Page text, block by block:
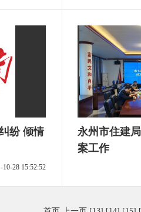
纷 倾情
10-28 15:52:52
永州市住建
案工作